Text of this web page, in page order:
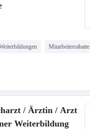
Mitarbeiterrabatte
/ Ärztin / Arzt
Weiterbildung